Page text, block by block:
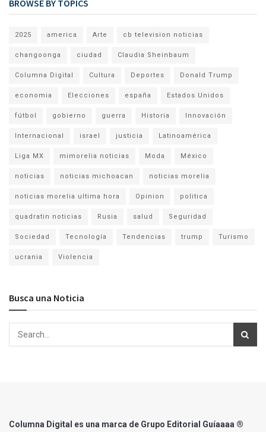
BROWSE BY TOPICS
2025 america Arte cb television noticias
changoonga ciudad Claudia Sheinbaum
Columna Digital Cultura Deportes Donald Trump
economia Elecciones españa Estados Unidos
fútbol gobierno guerra Historia Innovación
Internacional israel justicia Latinoamérica
Liga MX mimorelia noticias Moda México
noticias noticias michoacan noticias morelia
noticias morelia ultima hora Opinion politica
quadratin noticias Rusia salud Seguridad
Sociedad Tecnología Tendencias trump Turismo
ucrania Violencia
Busca una Noticia
Columna Digital es una marca de Grupo Editorial Guíaaaa ®